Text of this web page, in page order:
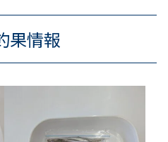
果情報